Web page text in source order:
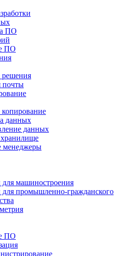
ПО
ПО
почты
копирование
данных
данных
менеджеры
машиностроения
промышленно-гражданского
ПО